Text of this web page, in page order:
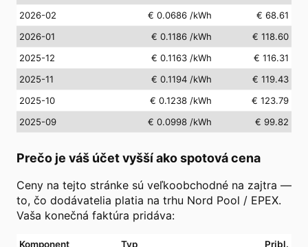
2026-02
€ 0.0686 /kWh
€ 68.61
2026-01
€ 0.1186 /kWh
€ 118.60
2025-12
€ 0.1163 /kWh
€ 116.31
2025-11
€ 0.1194 /kWh
€ 119.43
2025-10
€ 0.1238 /kWh
€ 123.79
2025-09
€ 0.0998 /kWh € 99.82
Prečo je váš účet vyšší ako spotová cena
Ceny na tejto stránke sú veľkoobchodné na zajtra —
to, čo dodávatelia platia na trhu Nord Pool / EPEX.
Vaša konečná faktúra pridáva:
Komponent Typ Pribl.